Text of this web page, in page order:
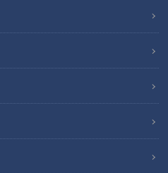
“できたて品”が誰でも気軽に購
度食べたら病みつきになるこ
介しました。CBCテレビ「チ